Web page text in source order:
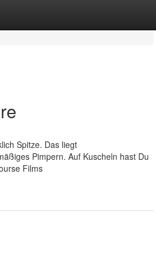
Spitze. Das liegt
Pimpern. Auf Kuscheln hast Du
Films